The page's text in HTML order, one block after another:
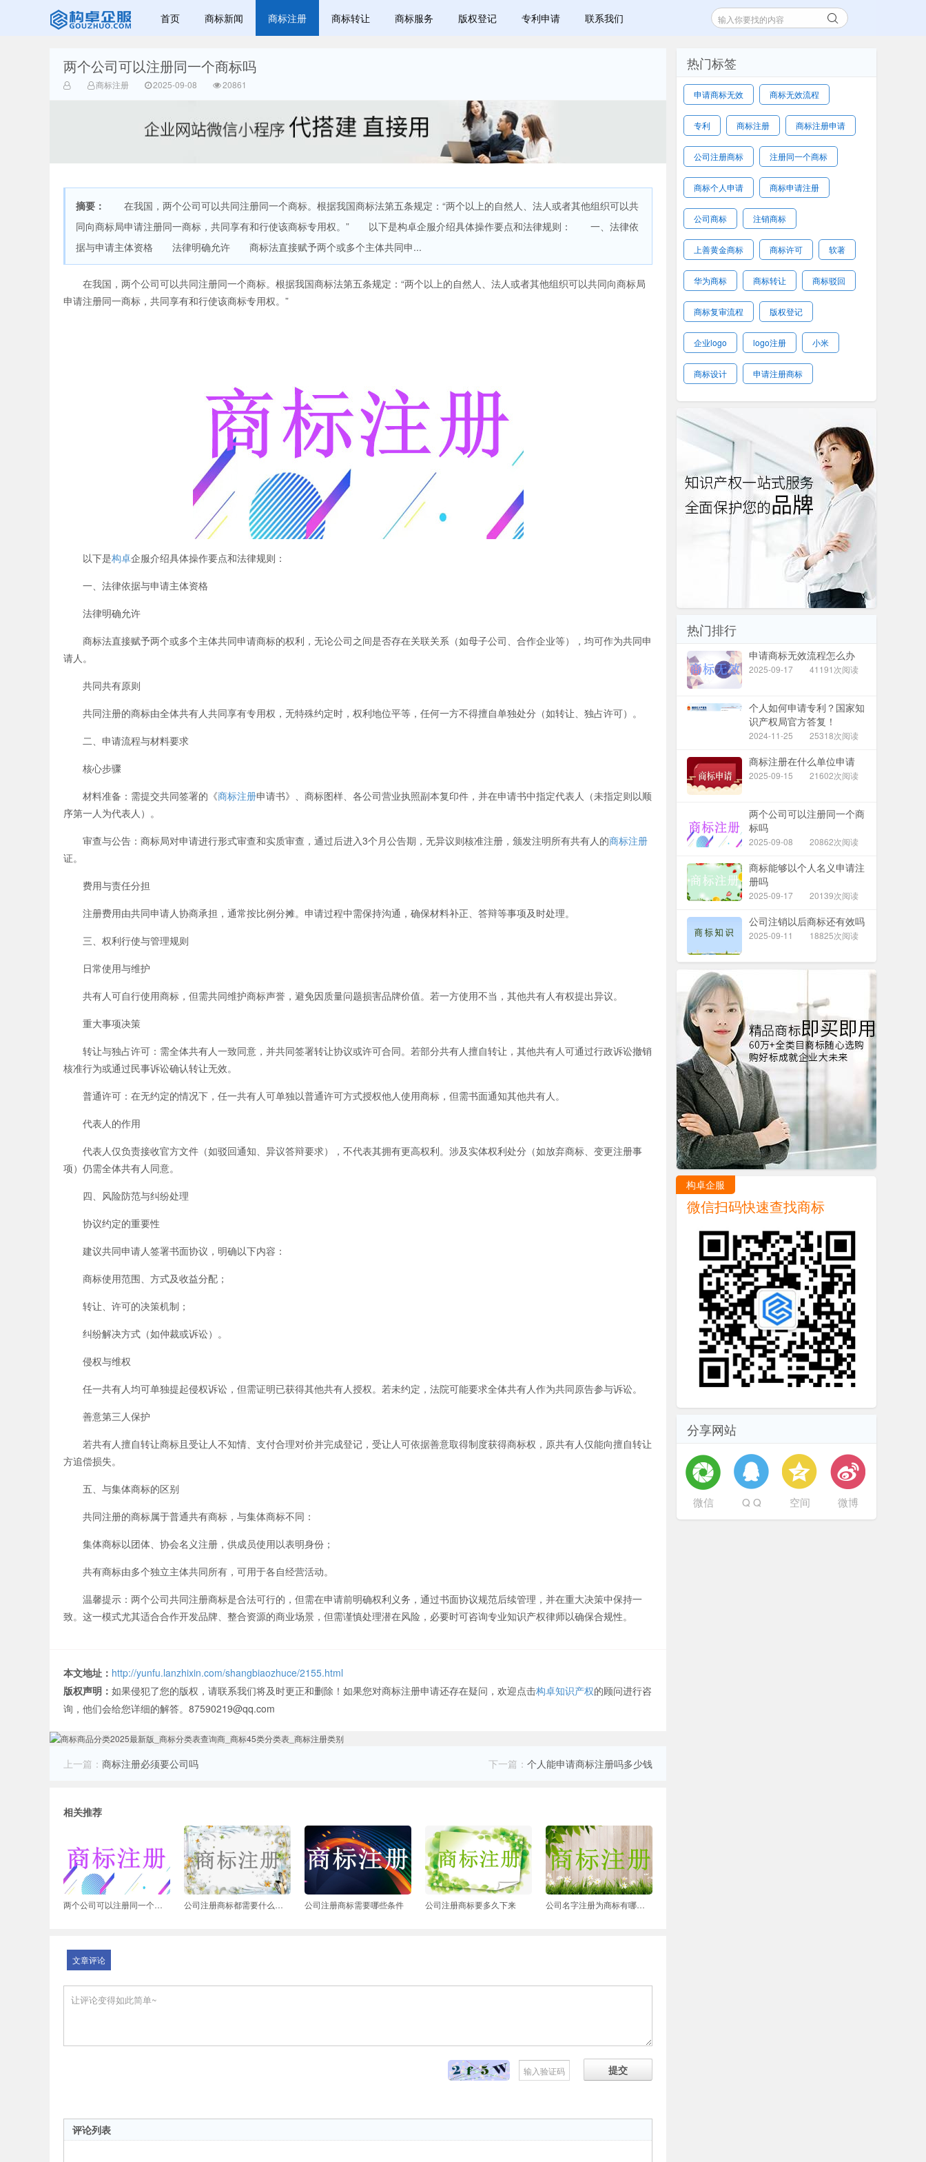
赣州兰之新知
首页 商标新闻 商标注册 商标转让 商标服务 版权登记 专利申请 联系我们
两个公司可以注册同一个商标吗
商标注册 2025-09-08 20861
摘要：
在我国，两个公司可以共同注册同一个商标。根据我国商标法第五条规定：“两个以上的自然人、法人或者其他组织可以共
同向商标局申请注册同一商标，共同享有和行使该商标专用权。” 以下是构卓企服介绍具体操作要点和法律规则： 一、法律依
据与申请主体资格 法律明确允许 商标法直接赋予两个或多个主体共同申...
在我国，两个公司可以共同注册同一个商标。根据我国商标法第五条规定：“两个以上的自然人、法人或者其他组织可以共同向商标局
申请注册同一商标，共同享有和行使该商标专用权。”
以下是构卓企服介绍具体操作要点和法律规则：
一、法律依据与申请主体资格
法律明确允许
商标法直接赋予两个或多个主体共同申请商标的权利，无论公司之间是否存在关联关系（如母子公司、合作企业等），均可作为共同申
请人。
共同共有原则
共同注册的商标由全体共有人共同享有专用权，无特殊约定时，权利地位平等，任何一方不得擅自单独处分（如转让、独占许可）。
二、申请流程与材料要求
核心步骤
材料准备：需提交共同签署的《商标注册申请书》、商标图样、各公司营业执照副本复印件，并在申请书中指定代表人（未指定则以顺
序第一人为代表人）。
审查与公告：商标局对申请进行形式审查和实质审查，通过后进入3个月公告期，无异议则核准注册，颁发注明所有共有人的商标注册
证。
费用与责任分担
注册费用由共同申请人协商承担，通常按比例分摊。申请过程中需保持沟通，确保材料补正、答辩等事项及时处理。
三、权利行使与管理规则
日常使用与维护
共有人可自行使用商标，但需共同维护商标声誉，避免因质量问题损害品牌价值。若一方使用不当，其他共有人有权提出异议。
重大事项决策
转让与独占许可：需全体共有人一致同意，并共同签署转让协议或许可合同。若部分共有人擅自转让，其他共有人可通过行政诉讼撤销
核准行为或通过民事诉讼确认转让无效。
普通许可：在无约定的情况下，任一共有人可单独以普通许可方式授权他人使用商标，但需书面通知其他共有人。
代表人的作用
代表人仅负责接收官方文件（如驳回通知、异议答辩要求），不代表其拥有更高权利。涉及实体权利处分（如放弃商标、变更注册事
项）仍需全体共有人同意。
四、风险防范与纠纷处理
协议约定的重要性
建议共同申请人签署书面协议，明确以下内容：
商标使用范围、方式及收益分配；
转让、许可的决策机制；
纠纷解决方式（如仲裁或诉讼）。
侵权与维权
任一共有人均可单独提起侵权诉讼，但需证明已获得其他共有人授权。若未约定，法院可能要求全体共有人作为共同原告参与诉讼。
善意第三人保护
若共有人擅自转让商标且受让人不知情、支付合理对价并完成登记，受让人可依据善意取得制度获得商标权，原共有人仅能向擅自转让
方追偿损失。
五、与集体商标的区别
共同注册的商标属于普通共有商标，与集体商标不同：
集体商标以团体、协会名义注册，供成员使用以表明身份；
共有商标由多个独立主体共同所有，可用于各自经营活动。
温馨提示：两个公司共同注册商标是合法可行的，但需在申请前明确权利义务，通过书面协议规范后续管理，并在重大决策中保持一
致。这一模式尤其适合合作开发品牌、整合资源的商业场景，但需谨慎处理潜在风险，必要时可咨询专业知识产权律师以确保合规性。
本文地址： http://yunfu.lanzhixin.com/shangbiaozhuce/2155.html
版权声明： 如果侵犯了您的版权，请联系我们将及时更正和删除！如果您对商标注册申请还存在疑问，欢迎点击构卓知识产权的顾问进行咨
询，他们会给您详细的解答。87590219@qq.com
上一篇： 商标注册必须要公司吗 下一篇： 个人能申请商标注册吗多少钱
相关推荐
两个公司可以注册同一个商标吗 公司注册商标都需要什么资料 公司注册商标需要哪些条件 公司注册商标要多久下来 公司名字注册为商标有哪些好处
文章评论
提交
评论列表
热门标签
申请商标无效 商标无效流程
专利 商标注册 商标注册申请
公司注册商标 注册同一个商标
商标个人申请 商标申请注册
公司商标 注销商标
上善黄金商标 商标许可 软著
华为商标 商标转让 商标驳回
商标复审流程 版权登记
企业logo logo注册 小米
商标设计 申请注册商标
热门排行
申请商标无效流程怎么办
2025-09-17 41191次阅读
个人如何申请专利？国家知
识产权局官方答复！
2024-11-25 25318次阅读
商标注册在什么单位申请
2025-09-15 21602次阅读
两个公司可以注册同一个商
标吗
2025-09-08 20862次阅读
商标能够以个人名义申请注
册吗
2025-09-17 20139次阅读
公司注销以后商标还有效吗
2025-09-11 18825次阅读
构卓企服
微信扫码快速查找商标
分享网站
微信 Q Q 空间 微博